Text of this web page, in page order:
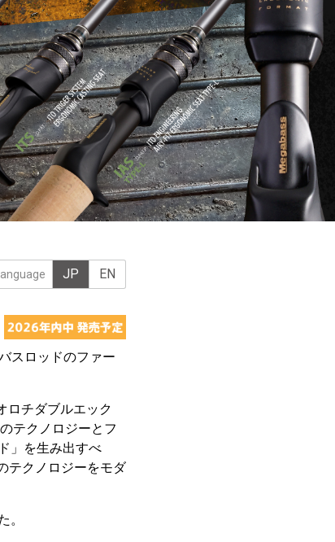
Language JP EN
スロッドのファー
ロチダブルエック
テクノロジーとフ
」を生み出すべ
テクノロジーをモダ
。